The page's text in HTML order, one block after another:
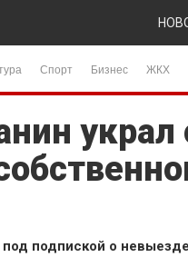
Спорт Бизнес ЖКХ
украл
подпиской о